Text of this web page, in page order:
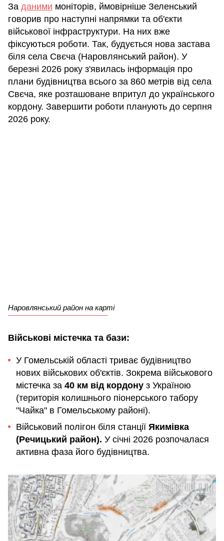
За даними моніторів, ймовірніше Зеленський
говорив про наступні напрямки та об'єкти
військової інфраструктури. На них вже
фіксуються роботи. Так, будується нова застава
біля села Свєча (Наровлянський район). У
березні 2026 року з'явилась інформація про
плани будівництва всього за 860 метрів від села
Свєча, яке розташоване впритул до українського
кордону. Завершити роботи планують до серпня
2026 року.
Наровлянський район на карті
Військові містечка та бази:
У Гомельській області триває будівництво
нових військових об'єктів. Зокрема військового
містечка за 40 км від кордону з Україною
(територія колишнього піонерського табору
"Чайка" в Гомельському районі).
Військовий полігон біля станції Якимівка
(Речицький район). У січні 2026 розпочалася
активна фаза його будівництва.